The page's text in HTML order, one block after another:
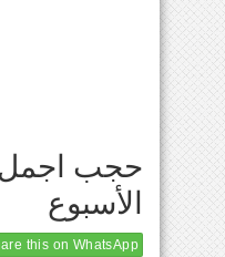
حجب اجمل
الأسبوع
this on WhatsApp